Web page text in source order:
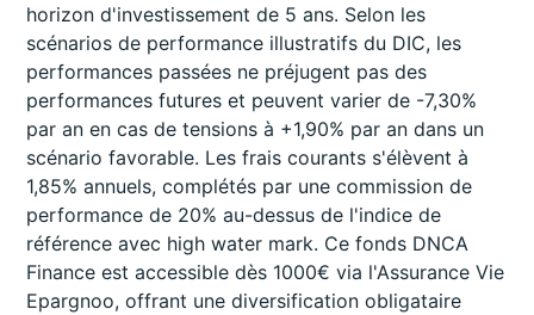
horizon d'investissement de 5 ans. Selon les
scénarios de performance illustratifs du DIC, les
performances passées ne préjugent pas des
performances futures et peuvent varier de -7,30%
par an en cas de tensions à +1,90% par an dans un
scénario favorable. Les frais courants s'élèvent à
1,85% annuels, complétés par une commission de
performance de 20% au-dessus de l'indice de
référence avec high water mark. Ce fonds DNCA
Finance est accessible dès 1000€ via l'Assurance Vie
Epargnoo, offrant une diversification obligataire